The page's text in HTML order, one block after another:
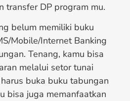
transfer DP program mu.
belum memiliki buku
Mobile/Internet Banking
Tenang, kamu bisa
melalui setor tunai
buka buku tabungan
bisa juga memanfaatkan